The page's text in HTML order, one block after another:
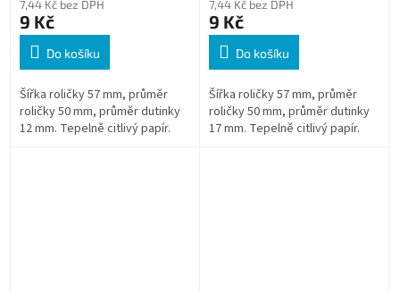
7,44 Kč bez DPH
9 Kč
Do košíku
Šířka roličky 57 mm, průměr
roličky 50 mm, průměr dutinky
12 mm. Tepelně citlivý papír.
7,44 Kč bez DPH
9 Kč
Do košíku
Šířka roličky 57 mm, průměr
roličky 50 mm, průměr dutinky
17 mm. Tepelně citlivý papír.